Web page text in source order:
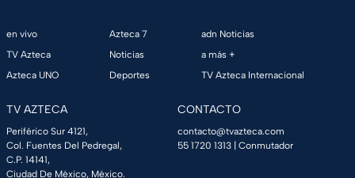
en vivo
TV Azteca
Azteca UNO
Azteca 7
Noticias
Deportes
adn Noticias
a más +
TV Azteca Internacional
TV AZTECA
Periférico Sur 4121,
Col. Fuentes Del Pedregal,
C.P. 14141,
Ciudad De México, México.
CONTACTO
contacto@tvazteca.com
55 1720 1313 | Conmutador